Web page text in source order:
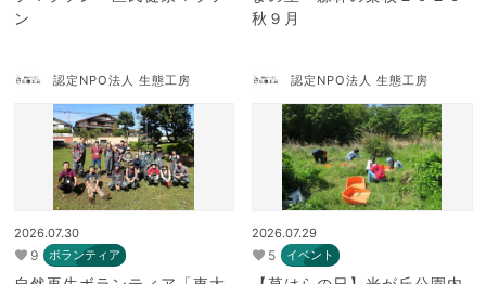
ン
秋９月
認定NPO法人 生態工房
2026.07.30
9 ボランティア
認定NPO法人 生態工房
2026.07.29
5 イベント